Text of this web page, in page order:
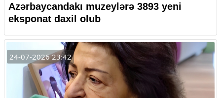
Azərbaycandakı muzeylərə 3893 yeni
eksponat daxil olub
24-07-2026 23:42